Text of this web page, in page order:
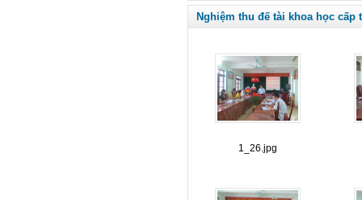
Nghiệm thu đế tài khoa học cấp
1_26.jpg